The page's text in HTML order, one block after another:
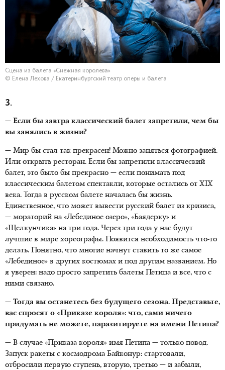
Сцена из балета «Снежная королева»
© Елена Лехова / Екатеринбургский театр оперы и балета
3.
— Если бы завтра классический балет запретили, чем бы
вы занялись в жизни?
— Мир бы стал так прекрасен! Можно заняться фотографией.
Или открыть ресторан. Если бы запретили классический
балет, это было бы прекрасно — если понимать под
классическим балетом спектакли, которые остались от XIX
века. Тогда в русском балете началась бы жизнь.
Единственное, что может вывести русский балет из кризиса,
— мораторий на «Лебединое озеро», «Баядерку» и
«Щелкунчика» на три года. Через три года у нас будут
лучшие в мире хореографы. Появится необходимость что-то
делать. Понятно, что многие начнут ставить то же самое
«Лебединое» в других костюмах и под другим названием. Но
я уверен: надо просто запретить балеты Петипа и все, что с
ними связано.
— Тогда вы останетесь без будущего сезона. Представьте,
вас спросят о «Приказе короля»: что, сами ничего
придумать не можете, паразитируете на имени Петипа?
— В случае «Приказа короля» имя Петипа — только повод.
Запуск ракеты с космодрома Байконур: стартовали,
отбросили первую ступень, вторую, третью — и забыли,